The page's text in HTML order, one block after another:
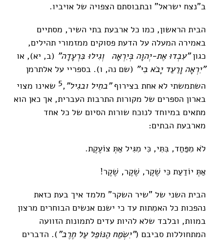
ב"נצח ישראל" ובתבוסתם הצפויה של אויביו.
הבית הראשון, כמו כל ארבעת בתי השיר, מסתיים
באמירה המעלה על הדעת פסוקים ממזמורי תהילים,
כגון"עִבְדוּ אֶת-יְהוָה בְּיִרְאָה וְגִילוּ בִּרְעָדָה" (ב, יא), או
"יִרְאָה וָרַעַד יָבֹא בִי" (שם נה, ו). בספריי על אלתרמן
השתמשתי לא אחת בצירוף"בחִיל ובגִיל" ,
5שאינו מצוי
בארון הספרים של מקורות התרבות העברית, אך כאן הוא
מתאים במיוחד לנוכח שורות הסיום של כל אחד
מארבעת הבתים:
לֹא מִפַּחַד, בִּתִּי, כִּי מִגִּיל אַתְּ צוֹעֶקֶת.
אַתְּ יוֹדַעַת כִּי שֶׁקֶר, שֶׁקֶר, שֶׁקֶר!
הבית השני של "שיר השקר" מלמד איך בעת כזאת
נהפכות כל האמִתות עד כי ישנם אנשים הבוחרים מרצון
במוות, ובלבד שלא להיות עדים לתמונות הזוועה
המתחוללות סביבם ("יִשְׂמַח הַנּוֹפֵל עַל חֶרֶב"). הדברים